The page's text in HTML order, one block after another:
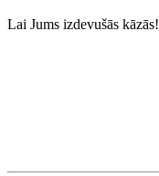
Lai Jums izdevušās kāzās!